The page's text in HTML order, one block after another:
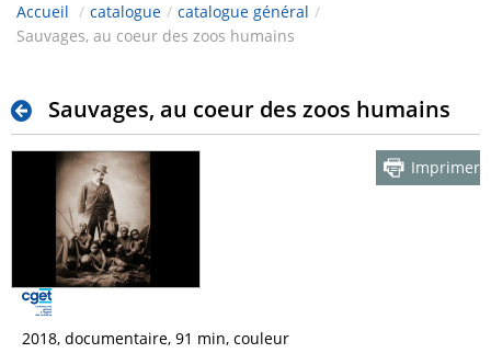
Accueil / catalogue / catalogue général /
Sauvages, au coeur des zoos humains
Sauvages, au coeur des zoos humains
Imprimer
2018, documentaire, 91 min, couleur